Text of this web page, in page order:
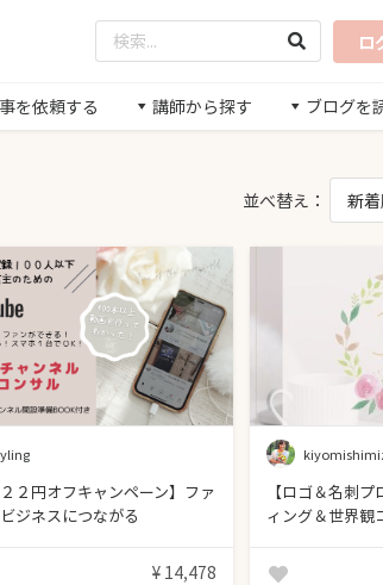
ロ
を依頼する 講師から探す ブログを
並べ替え： 新
２２円オフキャンペーン】ファ
ジネスにつながる
¥ 14,478
【ロゴ＆名刺
ィング＆世界観